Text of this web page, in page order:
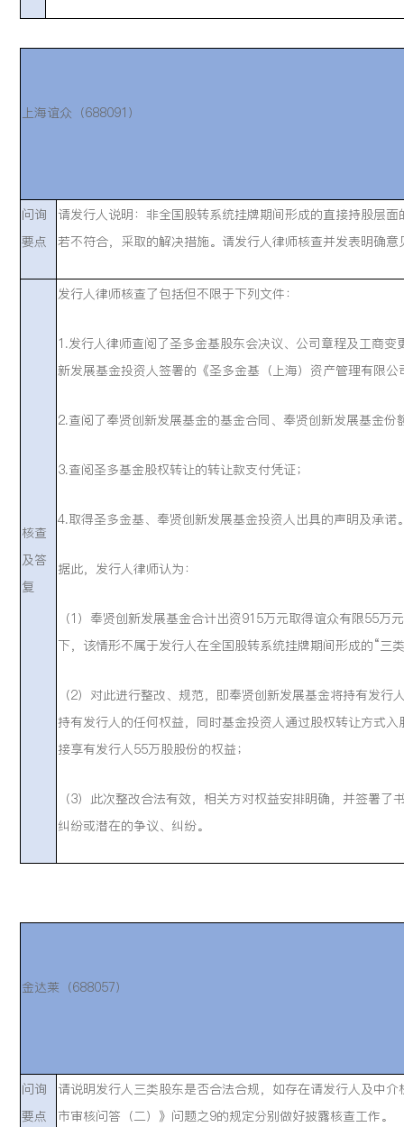
上海谊众（688091）
问询
要点
请发行人说明：非全国股转系统挂牌期间形成的直接持股层
若不符合，采取的解决措施。请发行人律师核查并发表明确意
核查
及答
复
发行人律师核查了包括但不限于下列文件：
1.发行人律师查阅了圣多金基股东会决议、公司章程及工商
新发展基金投资人签署的《圣多金基（上海）资产管理有限公
2.查阅了奉贤创新发展基金的基金合同、奉贤创新发展基金份
3.查阅圣多基金股权转让的转让款支付凭证；
4.取得圣多金基、奉贤创新发展基金投资人出具的声明及承诺
据此，发行人律师认为：
（1）奉贤创新发展基金合计出资915万元取得谊众有限55万
下，该情形不属于发行人在全国股转系统挂牌期间形成的“三
（2）对此进行整改、规范，即奉贤创新发展基金将持有发
持有发行人的任何权益，同时基金投资人通过股权转让方式
接享有发行人55万股股份的权益；
（3）此次整改合法有效，相关方对权益安排明确，并签署
纠纷或潜在的争议、纠纷。
金达莱（688057）
问询
要点
请说明发行人三类股东是否合法合规，如存在请发行人及中
市审核问答（二）》问题之9的规定分别做好披露核查工作。